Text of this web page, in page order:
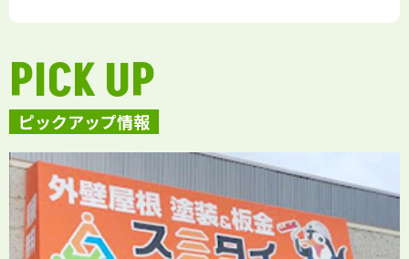
ピックアップ情報
PICK UP